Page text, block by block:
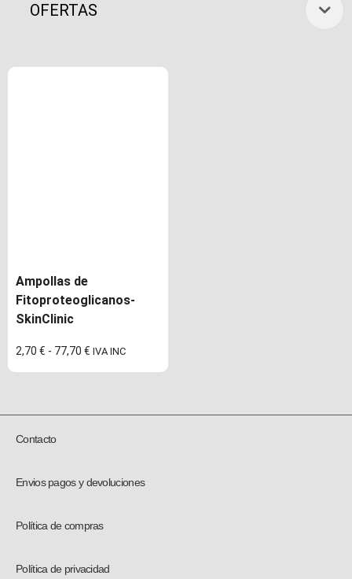
OFERTAS
Ampollas de
Fitoproteoglicanos-
SkinClinic
2,70 € - 77,70 € IVA INC
Contacto
Envios pagos y devoluciones
Política de compras
Política de privacidad